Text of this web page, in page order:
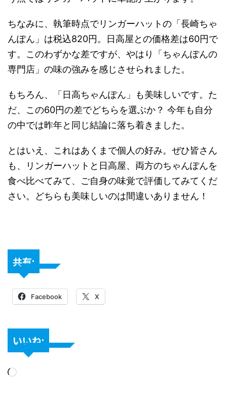
ちなみに、執筆時点でリンガーハットの「長崎ちゃ
んぽん」は税込820円。日高屋との価格差は60円で
す。このわずかな差ですが、やはり「ちゃんぽんの
専門店」の味の強みを感じさせられました。
もちろん、「日高ちゃんぽん」も美味しいです。た
だ、この60円の差でどちらを選ぶか？ 今年も自分
の中では昨年と同じ結論に落ち着きました。
とはいえ、これはあくまで個人の好み。ぜひ皆さん
も、リンガーハットと日高屋、両方のちゃんぽんを
食べ比べてみて、ご自身の味覚で評価してみてくだ
さい。どちらも美味しいのは間違いありません！
共有:
Facebook X
いいね: